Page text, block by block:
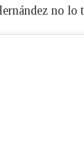
no lo